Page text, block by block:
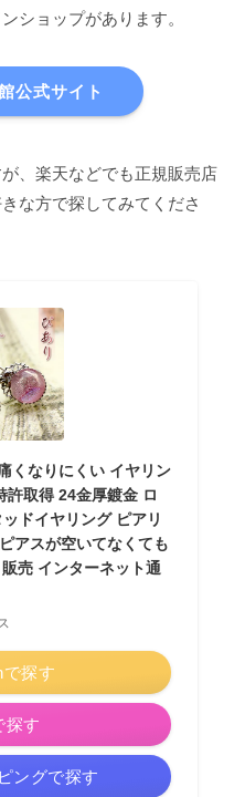
ショップがあります。
公式サイト
、楽天などでも正規販売店
な方で探してみてくださ
くなりにくい イヤリン
許取得 24金厚鍍金 ロ
ドイヤリング ピアリ
アスが空いてなくても
売 インターネット通
探す
探す
ングで探す